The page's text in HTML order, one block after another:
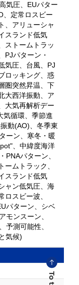
気圧、EUパター
、定常ロスビー
、アリューシャ
スランド低気
ストームトラッ
PJパターン・
気圧、台風、PJ
ロッキング、惑
圏突然昇温、下
大西洋振動、ア
大気再解析デー
気循環、季節進
動(AO)、冬季東
ーン、寒冬・暖
、中緯度海洋
PNAパターン、
ムトラック、
スランド低気
ャン低気圧、海
スビー波、
パターン、シベ
モンスーン、
予測可能性、
気候)